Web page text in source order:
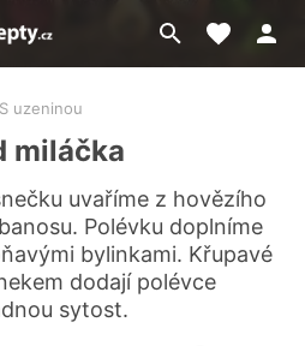
Přejít
na
Moje
S uzeninou
miláčka
uvaříme z hovězího
Polévku doplníme
bylinkami. Křupavé
dodají polévce
sytost.